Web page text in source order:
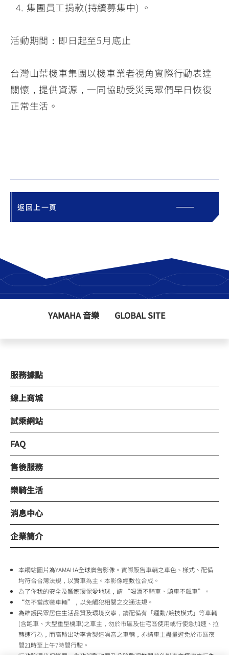
集團員工捐款(持續募集中) 。
活動期間：即日起至5月底止
台灣山葉機車集團以機車業者視角實際行動表達
關懷，提供資源，一同協助受災民眾們早日恢復
正常生活。
返回上一頁
YAMAHA 音樂 GLOBAL SITE
服務據點
線上商城
試乘網站
FAQ
售後服務
樂騎生活
消息中心
企業簡介
本網站圖片為YAMAHA全球廣告影像。實際販售車輛之車色、樣式、配備
均符合台灣法規，以實車為主。本影像經數位合成。
為了你我的安全及響應環保愛地球，請 “喝酒不騎車、騎車不飆車”。
“勿不當改裝車輛”，以免觸犯相關之交通法規。
為維護民眾居住生活品質及環境安寧，請配備有「運動/競技模式」等車輛
(含跑車、大型重型機車)之車主，勿於市區及住宅區使用或行使急加速、拉
轉速行為，而高輸出功率會製造噪音之車輛，亦請車主盡量避免於市區夜
間21時至上午7時間行駛。
行政院環境保護署、內政部警政署及公路監理機關將針對車主擾寧之行為